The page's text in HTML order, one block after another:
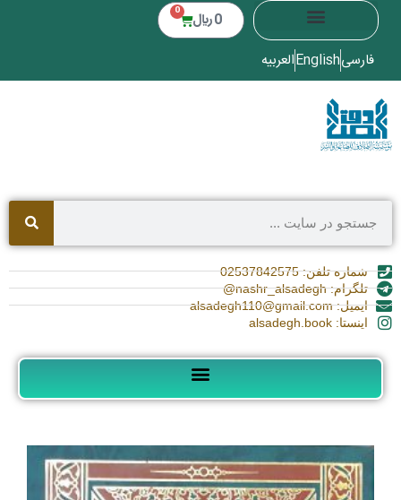
0 ﷼ 0
فارسیEnglishالعربیه
شماره تلفن: 02537842575
تلگرام: nashr_alsadegh@
ایمیل: alsadegh110@gmail.com
اینستا: alsadegh.book